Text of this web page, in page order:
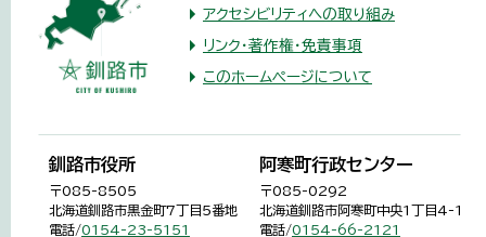
アクセシビリティへの取り組み
リンク・著作権・免責事項
このホームページについて
釧路市役所
〒085-8505
北海道釧路市黒金町7丁目5番地
電話/0154-23-5151
阿寒町行政センター
〒085-0292
北海道釧路市阿寒町中央1丁目4-1
電話/0154-66-2121